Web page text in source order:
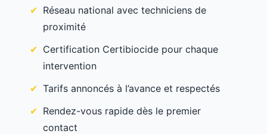
Réseau national avec techniciens de
proximité
Certification Certibiocide pour chaque
intervention
Tarifs annoncés à l’avance et respectés
Rendez-vous rapide dès le premier
contact